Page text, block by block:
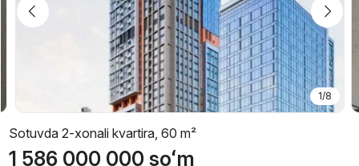
1/8
Sotuvda 2-xonali kvartira, 60 m²
1 586 000 000 soʻm